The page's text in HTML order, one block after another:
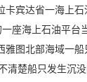
卡宾达省一海上
座海上石油平台
雅图北部海域一
清楚船只发生沉没